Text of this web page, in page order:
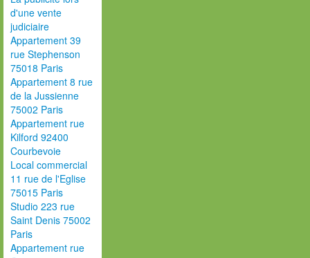
d'une vente
judiciaire
Appartement 39
rue Stephenson
75018 Paris
Appartement 8 rue
de la Jussienne
75002 Paris
Appartement rue
Kilford 92400
Courbevoie
Local commercial
11 rue de l'Eglise
75015 Paris
Studio 223 rue
Saint Denis 75002
Paris
Appartement rue